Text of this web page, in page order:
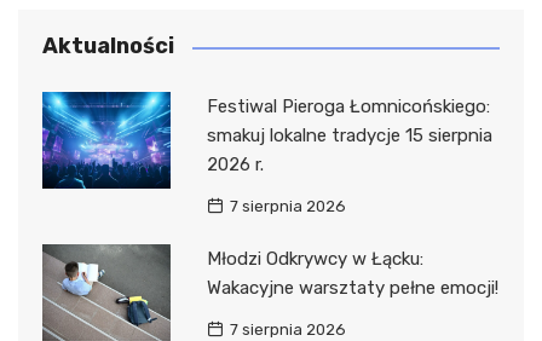
Aktualności
Festiwal Pieroga Łomnicońskiego:
smakuj lokalne tradycje 15 sierpnia
2026 r.
7 sierpnia 2026
Młodzi Odkrywcy w Łącku:
Wakacyjne warsztaty pełne emocji!
7 sierpnia 2026